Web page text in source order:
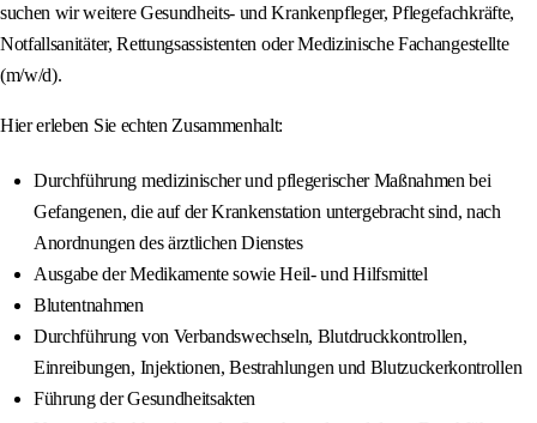
suchen wir weitere Gesundheits- und Krankenpfleger, Pflegefachkräfte,
Notfallsanitäter, Rettungsassistenten oder Medizinische Fachangestellte
(m/w/d).
Hier erleben Sie echten Zusammenhalt:
Durchführung medizinischer und pflegerischer Maßnahmen bei
Gefangenen, die auf der Krankenstation untergebracht sind, nach
Anordnungen des ärztlichen Dienstes
Ausgabe der Medikamente sowie Heil- und Hilfsmittel
Blutentnahmen
Durchführung von Verbandswechseln, Blutdruckkontrollen,
Einreibungen, Injektionen, Bestrahlungen und Blutzuckerkontrollen
Führung der Gesundheitsakten